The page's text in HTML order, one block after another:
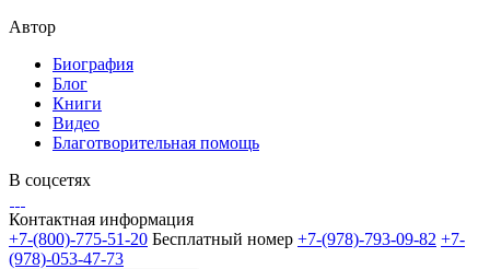
Автор
Биография
Блог
Книги
Видео
Благотворительная помощь
В соцсетях
Контактная информация
+7-(800)-775-51-20 Бесплатный номер +7-(978)-793-09-82 +7-
(978)-053-47-73